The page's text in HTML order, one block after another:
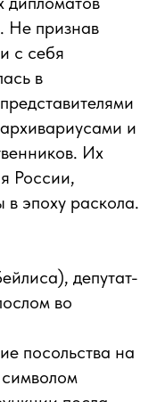
Не признав
с себя
в
и
Их
России,
эпоху раскола.
депутат-
во
посольства на